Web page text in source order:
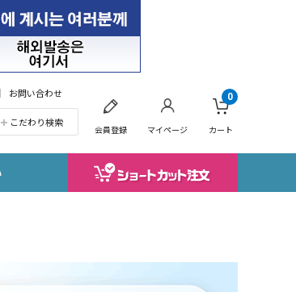
お問い合わせ
こだわり検索
会員登録 マイページ カート
0